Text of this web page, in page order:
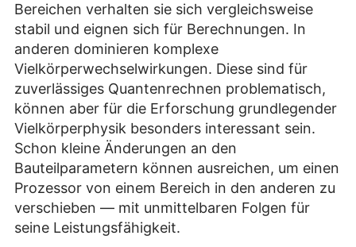
Bereichen verhalten sie sich vergleichsweise
stabil und eignen sich für Berechnungen. In
anderen dominieren komplexe
Vielkörperwechselwirkungen. Diese sind für
zuverlässiges Quantenrechnen problematisch,
können aber für die Erforschung grundlegender
Vielkörperphysik besonders interessant sein.
Schon kleine Änderungen an den
Bauteilparametern können ausreichen, um einen
Prozessor von einem Bereich in den anderen zu
verschieben — mit unmittelbaren Folgen für
seine Leistungsfähigkeit.